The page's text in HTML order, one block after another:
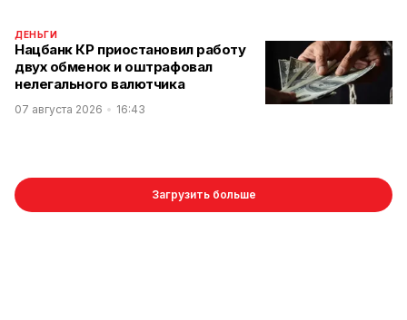
ДЕНЬГИ
Нацбанк КР приостановил работу
двух обменок и оштрафовал
нелегального валютчика
07 августа 2026 16:43
Загрузить больше